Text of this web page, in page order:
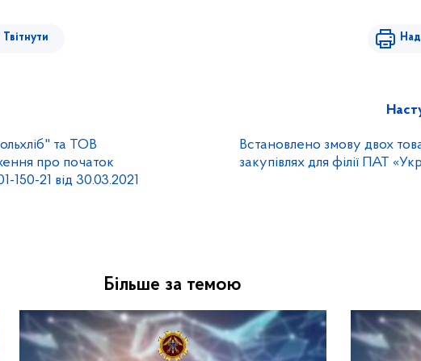
Твітнути
та ТОВ
про початок
21 від 30.03.2021
Встановлено змову двох
закупівлях для філії ПАТ
Більше за темою